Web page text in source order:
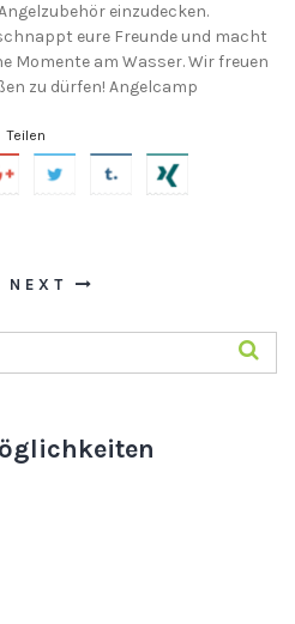
einzudecken.
eure Freunde und macht
Momente am Wasser. Wir freuen
zu dürfen! Angelcamp
Teilen
NEXT